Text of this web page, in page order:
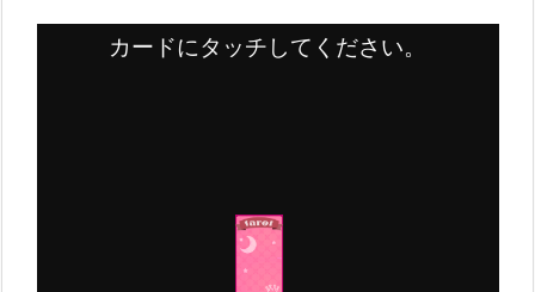
カードにタッチしてください。